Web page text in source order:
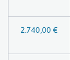
2.740,00 €